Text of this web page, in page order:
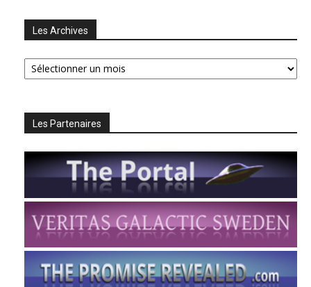
Les Archives
Les
Archives
Les Partenaires